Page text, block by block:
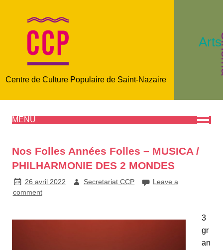
Centre de Culture Populaire de Saint-Nazaire
MENU
Nos Folles Années Folles – MUSICA /
PHILHARMONIE DES 2 MONDES
26 avril 2022 Secretariat CCP
Leave a
comment
3
gr
an